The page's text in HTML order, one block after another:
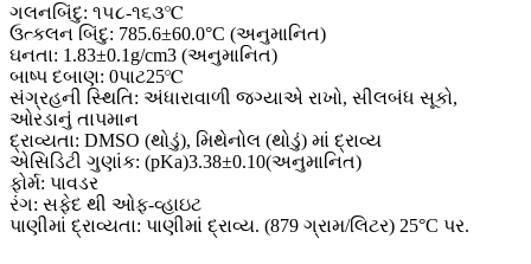
ગલનબિંદુ: ૧૫૮-૧૬૩℃
ઉત્કલન બિંદુ: 785.6±60.0°C (અનુમાનિત)
ઘનતા: 1.83±0.1g/cm3 (અનુમાનિત)
બાષ્પ દબાણ: 0પાટ25℃
સંગ્રહની સ્થિતિ: અંધારાવાળી જગ્યાએ રાખો, સીલબંધ સૂકો,
ઓરડાનું તાપમાન
દ્રાવ્યતા: DMSO (થોડું), મિથેનોલ (થોડું) માં દ્રાવ્ય
એસિડિટી ગુણાંક: (pKa)3.38±0.10(અનુમાનિત)
ફોર્મ: પાવડર
રંગ: સફેદ થી ઓફ-વ્હાઇટ
પાણીમાં દ્રાવ્યતા: પાણીમાં દ્રાવ્ય. (879 ગ્રામ/લિટર) 25°C પર.